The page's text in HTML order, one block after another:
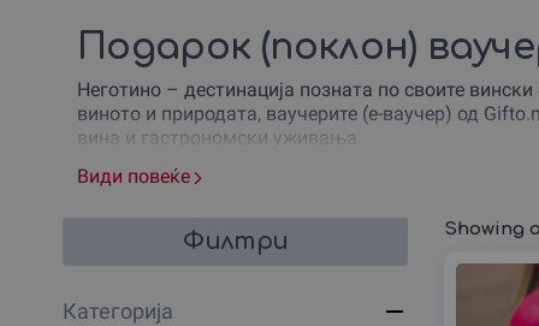
Подарок (поклон)
Неготино – дестинација позната по своите
виното и природата, ваучерите (e-ваучер) од
вина и гастрономски уживања.
Подарете (podari voucher) уникатно винско
кои нудат вистинска релаксација.
Со Gifto.mk, купувањето ваучери е брзо и
Види повеќе
Филтри
Категорија
Showing